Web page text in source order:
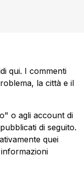
qui. I commenti
la città e il
o agli account di
di seguito.
quei